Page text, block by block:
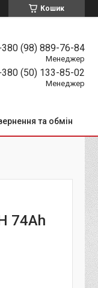
Кошик
(98) 889-76-84
Менеджер
(50) 133-85-02
Менеджер
та обмін
74Ah